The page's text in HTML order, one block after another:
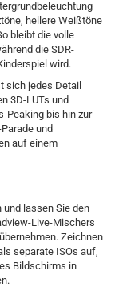
hellere Weißtöne
bleibt die volle
die SDR-
wird.
sich jedes Detail
3D-LUTs und
Peaking bis hin zur
und
auf einem
und lassen Sie den
Live-Mischers
Zeichnen
separate ISOs auf,
Bildschirms in